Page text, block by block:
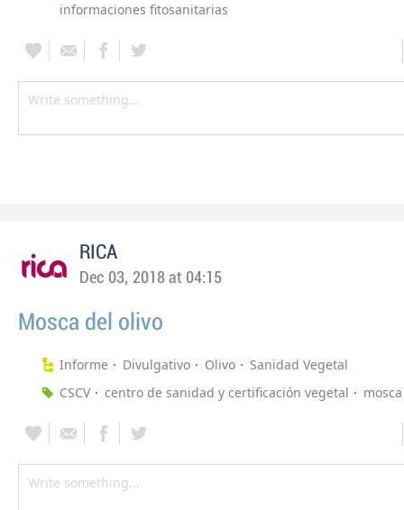
informaciones fitosanitarias
RICA
Dec 03, 2018 at 04:15
Mosca del olivo
Informe Divulgativo Olivo
Sanidad Vegetal
CSCV
centro de sanidad y certificación vegetal